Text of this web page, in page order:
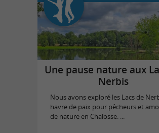
Une pause nature aux
Nerbis
Nous avons exploré les Lacs de
havre de paix pour pêcheurs et
de nature en Chalosse. ...